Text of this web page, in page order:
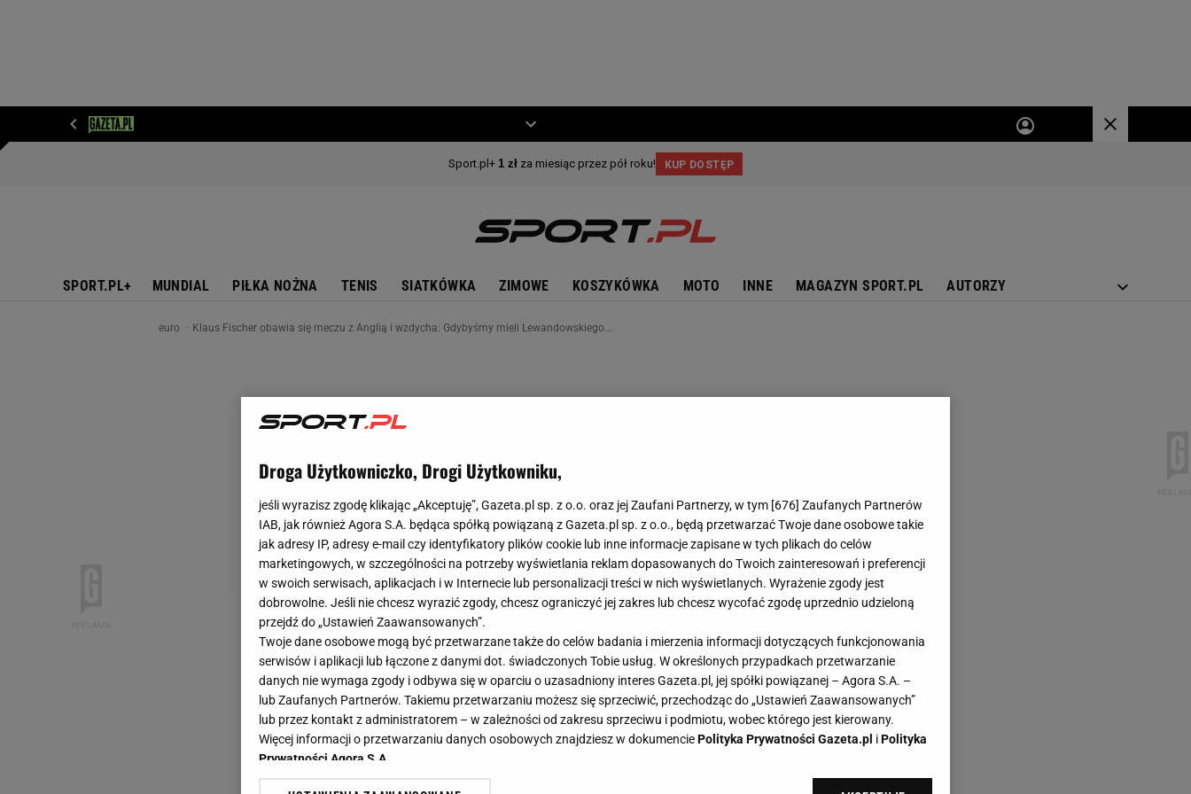
SPORT.PL+ MUNDIAL PIŁKA NOŻNA TENIS SIATKÓWKA ZIMOWE KOSZYKÓWKA MOTO INNE MAGAZYN SPORT.PL AUTORZY
euro Klaus Fischer obawia się meczu z Anglią i wzdycha: Gdybyśmy mieli Lewandowskiego...
Droga Użytkowniczko, Drogi Użytkowniku,
jeśli wyrazisz zgodę klikając „Akceptuję”, Gazeta.pl sp. z o.o. oraz jej Zaufani Partnerzy, w tym [676] Zaufanych Partnerów
IAB, jak również Agora S.A. będąca spółką powiązaną z Gazeta.pl sp. z o.o., będą przetwarzać Twoje dane osobowe takie
jak adresy IP, adresy e-mail czy identyfikatory plików cookie lub inne informacje zapisane w tych plikach do celów
marketingowych, w szczególności na potrzeby wyświetlania reklam dopasowanych do Twoich zainteresowań i preferencji
w swoich serwisach, aplikacjach i w Internecie lub personalizacji treści w nich wyświetlanych. Wyrażenie zgody jest
dobrowolne. Jeśli nie chcesz wyrazić zgody, chcesz ograniczyć jej zakres lub chcesz wycofać zgodę uprzednio udzieloną
przejdź do „Ustawień Zaawansowanych”.
Twoje dane osobowe mogą być przetwarzane także do celów badania i mierzenia informacji dotyczących funkcjonowania
serwisów i aplikacji lub łączone z danymi dot. świadczonych Tobie usług. W określonych przypadkach przetwarzanie
danych nie wymaga zgody i odbywa się w oparciu o uzasadniony interes Gazeta.pl, jej spółki powiązanej – Agora S.A. –
lub Zaufanych Partnerów. Takiemu przetwarzaniu możesz się sprzeciwić, przechodząc do „Ustawień Zaawansowanych”
lub przez kontakt z administratorem – w zależności od zakresu sprzeciwu i podmiotu, wobec którego jest kierowany.
Więcej informacji o przetwarzaniu danych osobowych znajdziesz w dokumenciePolityka Prywatności Gazeta.pl iPolityka
Prywatności Agora S.A.